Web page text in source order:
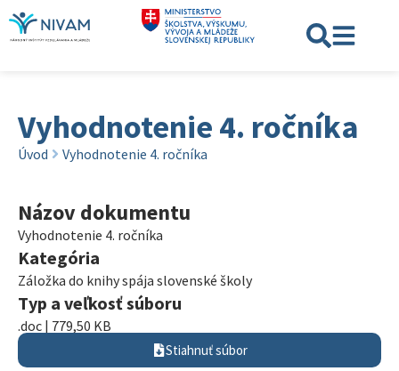
Vyhodnotenie 4. ročníka
Úvod Vyhodnotenie 4. ročníka
Názov dokumentu
Vyhodnotenie 4. ročníka
Kategória
Záložka do knihy spája slovenské školy
Typ a veľkosť súboru
.doc | 779,50 KB
Stiahnuť súbor